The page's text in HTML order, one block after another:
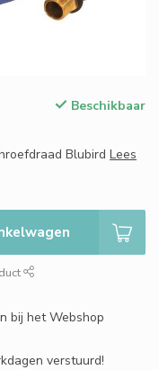
Beschikbaar
Blubird Lees
bij het Webshop
verstuurd!